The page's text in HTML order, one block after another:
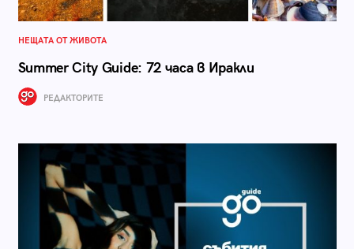
НЕЩАТА ОТ ЖИВОТА
Summer City Guide: 72 часа в Иракли
РЕДАКТОРИТЕ